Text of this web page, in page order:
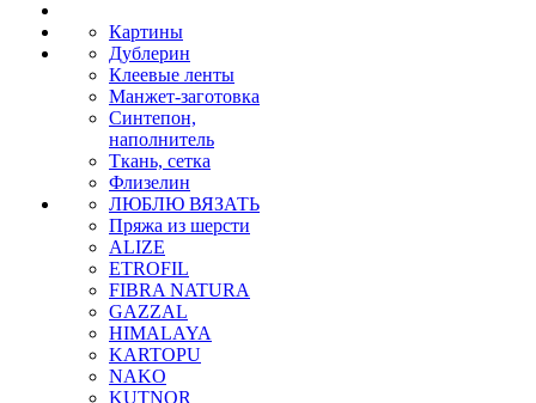
Картины
Дублерин
Клеевые ленты
Манжет-заготовка
Синтепон,
наполнитель
Ткань, сетка
Флизелин
ЛЮБЛЮ ВЯЗАТЬ
Пряжа из шерсти
ALIZE
ETROFIL
FIBRA NATURA
GAZZAL
HIMALAYA
KARTOPU
NAKO
KUTNOR